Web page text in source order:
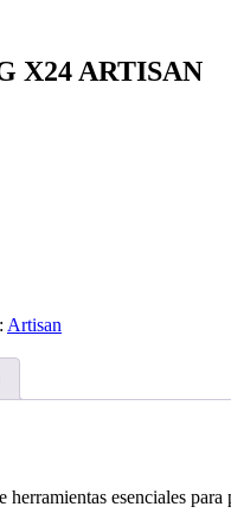
X24 ARTISAN
Artisan
esenciales